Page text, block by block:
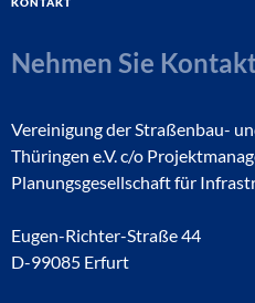
Nehmen Sie
Vereinigung der Straßenbau-
Thüringen e.V. c/o
Planungsgesellschaft für
Eugen-Richter-Straße 44
D-99085 Erfurt